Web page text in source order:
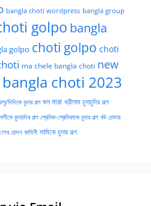
bangla choti wordpress bangla group
golpo bangla
golpo choti golpo choti
ma chele bangla choti new
choti 2023
দিদিকে চুদার গল্প গুদ মারা থ্রীসাম চুদাচুদির গল্প
চুদাচদির গল্প প্রেমিক-প্রেমিকাকে চুদার গল্প বউ চোদার
চোদন কাহিনী মামিকে চুদার গল্প